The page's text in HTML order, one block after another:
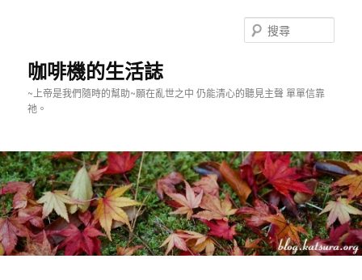
咖啡機的生活誌
~上帝是我們隨時的幫助~願在亂世之中 仍能清心的聽見主聲 單單信靠
祂。
尋